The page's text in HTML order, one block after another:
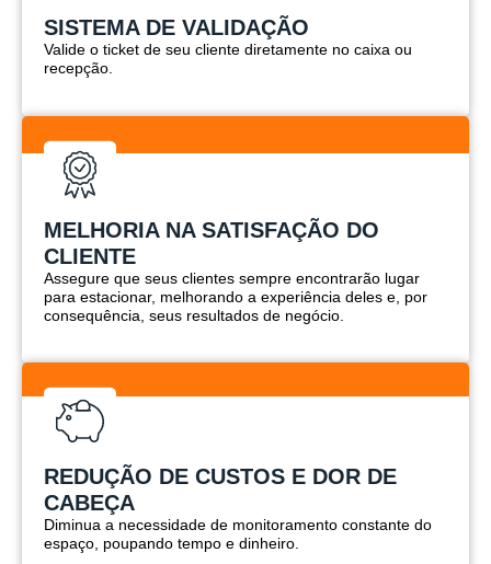
SISTEMA DE VALIDAÇÃO
Valide o ticket de seu cliente diretamente no caixa ou
recepção.
MELHORIA NA SATISFAÇÃO DO
CLIENTE
Assegure que seus clientes sempre encontrarão lugar
para estacionar, melhorando a experiência deles e, por
consequência, seus resultados de negócio.
REDUÇÃO DE CUSTOS E DOR DE
CABEÇA
Diminua a necessidade de monitoramento constante do
espaço, poupando tempo e dinheiro.